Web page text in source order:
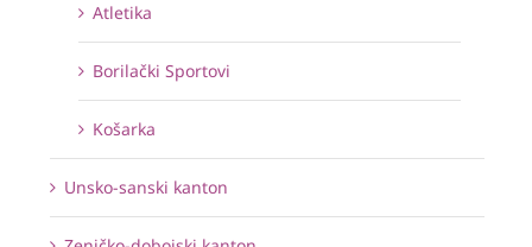
Atletika
Borilački Sportovi
Košarka
Unsko-sanski kanton